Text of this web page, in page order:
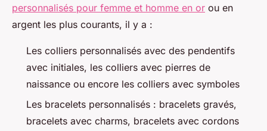
personnalisés pour femme et homme en or ou en
argent les plus courants, il y a :
Les colliers personnalisés avec des pendentifs
avec initiales, les colliers avec pierres de
naissance ou encore les colliers avec symboles
Les bracelets personnalisés : bracelets gravés,
bracelets avec charms, bracelets avec cordons